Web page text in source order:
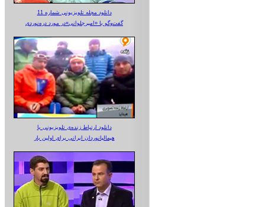
دانلود مجله تلویزیونی شماره 11
گفت‌وگو با «امیرجلوانی»در مورد دره‌نوردی
دانلود ارتباط زنده‌ی تلویزیونی‌ با
هیمالیانوردان ایرانی برای اولین بار